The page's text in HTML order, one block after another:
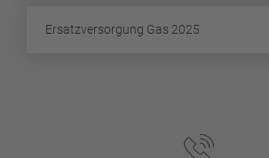
Ersatzversorgung Gas 2025